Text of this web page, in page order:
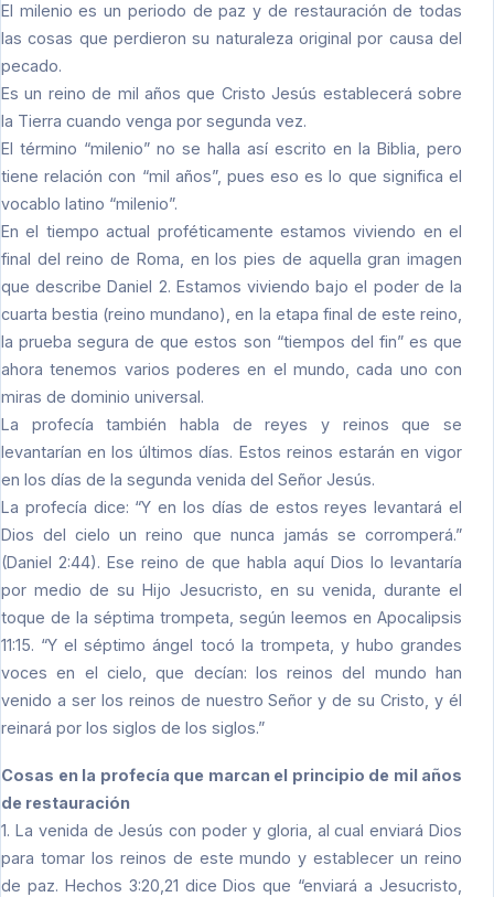
El milenio es un periodo de paz y de restauración de todas
las cosas que perdieron su naturaleza original por causa del
pecado.
Es un reino de mil años que Cristo Jesús establecerá sobre
la Tierra cuando venga por segunda vez.
El término “milenio” no se halla así escrito en la Biblia, pero
tiene relación con “mil años”, pues eso es lo que significa el
vocablo latino “milenio”.
En el tiempo actual proféticamente estamos viviendo en el
final del reino de Roma, en los pies de aquella gran imagen
que describe Daniel 2. Estamos viviendo bajo el poder de la
cuarta bestia (reino mundano), en la etapa final de este reino,
la prueba segura de que estos son “tiempos del fin” es que
ahora tenemos varios poderes en el mundo, cada uno con
miras de dominio universal.
La profecía también habla de reyes y reinos que se
levantarían en los últimos días. Estos reinos estarán en vigor
en los días de la segunda venida del Señor Jesús.
La profecía dice: “Y en los días de estos reyes levantará el
Dios del cielo un reino que nunca jamás se corromperá.”
(Daniel 2:44). Ese reino de que habla aquí Dios lo levantaría
por medio de su Hijo Jesucristo, en su venida, durante el
toque de la séptima trompeta, según leemos en Apocalipsis
11:15. “Y el séptimo ángel tocó la trompeta, y hubo grandes
voces en el cielo, que decían: los reinos del mundo han
venido a ser los reinos de nuestro Señor y de su Cristo, y él
reinará por los siglos de los siglos.”
Cosas en la profecía que marcan el principio de mil años
de restauración
1. La venida de Jesús con poder y gloria, al cual enviará Dios
para tomar los reinos de este mundo y establecer un reino
de paz. Hechos 3:20,21 dice Dios que “enviará a Jesucristo,